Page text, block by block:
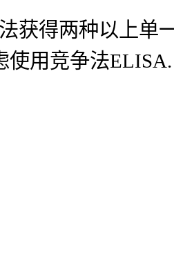
获得两种以上单
使用竞争法ELISA.